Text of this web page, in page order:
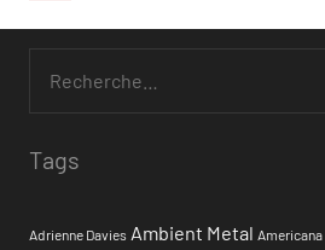
des
articles
Tags
Adrienne Davies Ambient Metal Americana